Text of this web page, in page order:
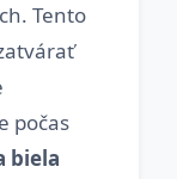
Tento
počas
biela